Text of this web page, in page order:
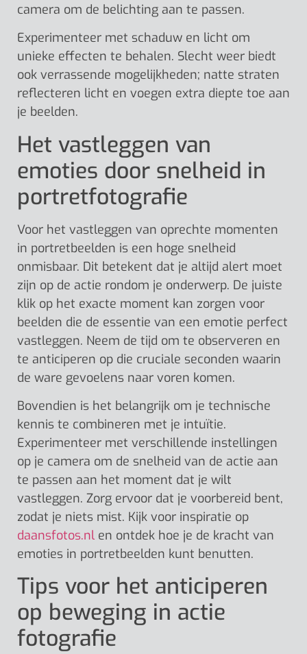
camera om de belichting aan te passen.
Experimenteer met schaduw en licht om
unieke effecten te behalen. Slecht weer biedt
ook verrassende mogelijkheden; natte straten
reflecteren licht en voegen extra diepte toe aan
je beelden.
Het vastleggen van
emoties door snelheid in
portretfotografie
Voor het vastleggen van oprechte momenten
in portretbeelden is een hoge snelheid
onmisbaar. Dit betekent dat je altijd alert moet
zijn op de actie rondom je onderwerp. De juiste
klik op het exacte moment kan zorgen voor
beelden die de essentie van een emotie perfect
vastleggen. Neem de tijd om te observeren en
te anticiperen op die cruciale seconden waarin
de ware gevoelens naar voren komen.
Bovendien is het belangrijk om je technische
kennis te combineren met je intuïtie.
Experimenteer met verschillende instellingen
op je camera om de snelheid van de actie aan
te passen aan het moment dat je wilt
vastleggen. Zorg ervoor dat je voorbereid bent,
zodat je niets mist. Kijk voor inspiratie op
daansfotos.nl en ontdek hoe je de kracht van
emoties in portretbeelden kunt benutten.
Tips voor het anticiperen
op beweging in actie
fotografie